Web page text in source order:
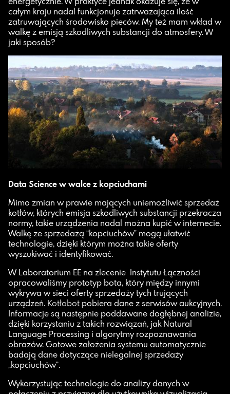
całym kraju nadal funkcjonuje zatrważająca ilość
zatruwających środowisko pieców. My też mam wkład w
walkę z emisją szkodliwych substancji do atmosfery. W
jaki sposób?
Data Science w walce z kopciuchami
Mimo zmian w prawie mających uniemożliwić sprzedaż
kotłów, których emisja szkodliwych substancji przekracza
normy, takie urządzenia nadal można kupić w internecie.
Walkę ze sprzedażą “kopciuchów” mogą ułatwić
technologie, dzięki którym można takie oferty
wyszukiwać i identyfikować.
W Laboratorium EE na zlecenie Instytutu Łączności
opracowaliśmy prototyp bota, który między innymi
wykrywa w sieci oferty sprzedaży tych trujących
urządzeń. Kotłobot pobiera dane z serwisów aukcyjnych.
Informacje są następnie poddawane dogłębnej analizie,
dzięki korzystaniu z takich rozwiązań, jak Natural
Language Processing i algorytmy rozpoznawania
obrazów. Gotowe założenia systemu automatycznie
badają dane dotyczące nielegalnej sprzedaży
„kopciuchów”.
Wykorzystując technologie do analizy danych w